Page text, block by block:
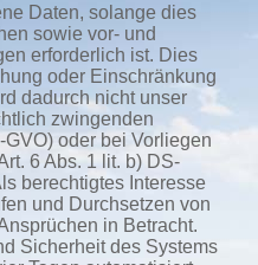
Daten, solange dies
sowie vor- und
erforderlich ist. Dies
oder Einschränkung
dadurch nicht unser
zwingenden
oder bei Vorliegen
6 Abs. 1 lit. b) DS-
berechtigtes Interesse
und Durchsetzen von
in Betracht.
Sicherheit des Systems